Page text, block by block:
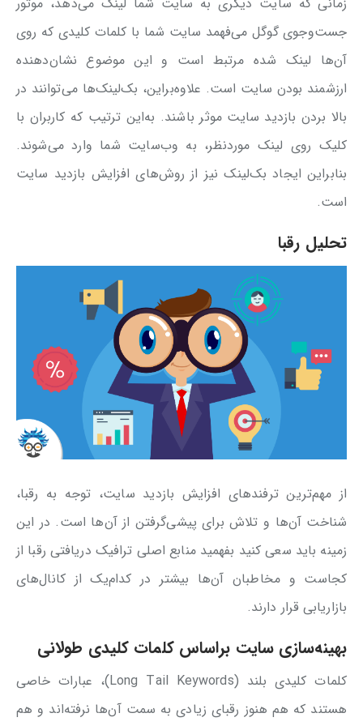
جست‌وجوی گوگل می‌فهمد سایت شما با کلمات کلیدی که روی
آن‌ها لینک شده مرتبط است و این موضوع نشان‌دهنده
ارزشمند بودن سایت است. علاوه‌براین، بک‌لینک‌ها می‌توانند در
بالا بردن بازدید سایت موثر باشند. به‌این‌ ترتیب که کاربران با
کلیک روی لینک موردنظر، به وب‌سایت شما وارد می‌شوند.
بنابراین ایجاد بک‌لینک‌ نیز از روش‌های افزایش بازدید سایت
است.
تحلیل رقبا
از مهم‌ترین ترفندهای افزایش بازدید سایت، توجه به رقبا،
شناخت آن‌ها و تلاش برای پیشی‌گرفتن از آن‌ها است. در این
زمینه باید سعی کنید بفهمید منابع اصلی ترافیک دریافتی رقبا از
کجاست و مخاطبان آن‌ها بیشتر در کدام‌یک از کانال‌های
بازاریابی قرار دارند.
بهینه‌سازی سایت براساس کلمات کلیدی طولانی
کلمات کلیدی بلند (Long Tail Keywords)، عبارات خاصی
هستند که هم هنوز رقبای زیادی به سمت آن‌ها نرفته‌اند و هم